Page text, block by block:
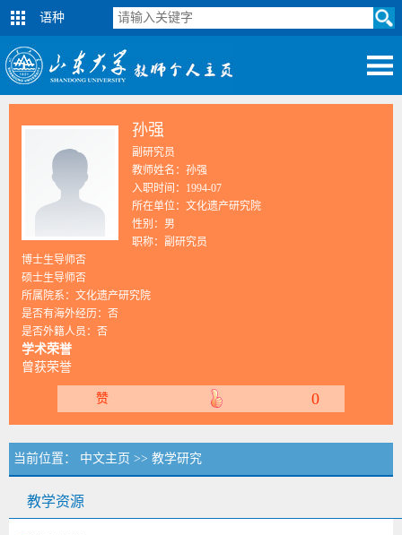
语种
孙强
副研究员
教师姓名：孙强
入职时间：1994-07
所在单位：文化遗产研究院
性别：男
职称：副研究员
博士生导师否
硕士生导师否
所属院系：文化遗产研究院
是否有海外经历：否
是否外籍人员：否
学术荣誉
曾获荣誉
赞 0
当前位置： 中文主页 >> 教学研究
教学资源